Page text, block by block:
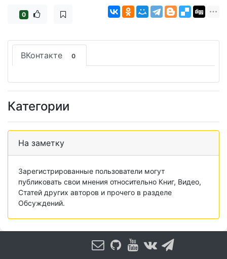
0
ВКонтакте 0
Категории
На заметку
Зарегистрированные пользователи могут
публиковать свои мнения относительно Книг, Видео,
Статей других авторов и прочего в разделе
Обсуждений.